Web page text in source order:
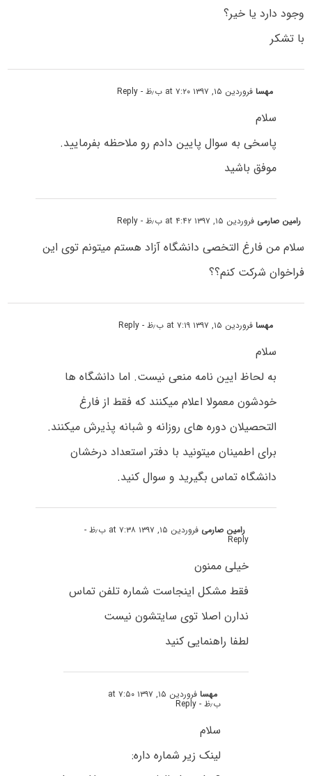
وجود دارد یا خیر؟
با تشکر
مهسافروردین ۱۵, ۱۳۹۷ at ۷:۲۰ ب٫ظ - Reply
سلام
پاسخی به سوال پایین دادم رو ملاحظه بفرمایید.
موفق باشید
رامین صارمی فروردین ۱۵, ۱۳۹۷ at ۴:۴۲ ب٫ظ - Reply
سلام من فارغ التخصی دانشگاه آزاد هستم میتونم توی این
فراخوان شرکت کنم؟؟
مهسافروردین ۱۵, ۱۳۹۷ at ۷:۱۹ ب٫ظ - Reply
سلام
به لحاظ ایین نامه منعی نیست. اما دانشگاه ها
خودشون معمولا اعلام میکنند که فقط از فارغ
التحصیلان دوره های روزانه و شبانه پذیرش میکنند.
برای اطمینان میتونید با دفتر استعداد درخشان
دانشگاه تماس بگیرید و سوال کنید.
رامین صارمی فروردین ۱۵, ۱۳۹۷ at ۷:۳۸ ب٫ظ -
Reply
خیلی ممنون
فقط مشکل اینجاست شماره تلفن تماس
ندارن اصلا توی سایتشون نیست
لطفا راهنمایی کنید
مهسا فروردین ۱۵, ۱۳۹۷ at ۷:۵۰
ب٫ظ - Reply
سلام
لینک زیر شماره داره: